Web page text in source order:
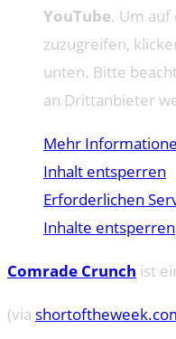
YouTube. Um
zuzugreifen,
unten. Bitte
an Drittanbieter
Mehr
Inhalt entsperren
Erforderlichen
Inhalte entsperren
Comrade Crunch ist
(via